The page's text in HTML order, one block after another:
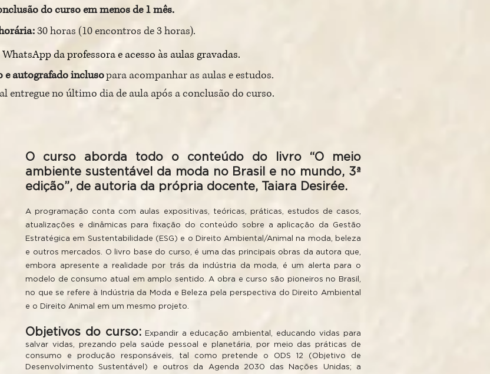
do curso em menos de 1 mês.
30 horas (10 encontros de 3 horas).
da professora e acesso às aulas gravadas.
e autografado inclusopara acompanhar as aulas e estudos.
entregue no último dia de aula após a conclusão do curso.
O curso aborda todo o conteúdo do livro “O meio
ambiente sustentável da moda no Brasil e no mundo, 3ª
edição”, de autoria da própria docente, Taiara Desirée.
A programação conta com aulas expositivas, teóricas, práticas, estudos de casos,
atualizações e dinâmicas para fixação do conteúdo sobre a aplicação da Gestão
Estratégica em Sustentabilidade (ESG) e o Direito Ambiental/Animal na moda, beleza
e outros mercados. O livro base do curso, é uma das principais obras da autora que,
embora apresente a realidade por trás da indústria da moda, é um alerta para o
modelo de consumo atual em amplo sentido. A obra e curso são pioneiros no Brasil,
no que se refere à Indústria da Moda e Beleza pela perspectiva do Direito Ambiental
e o Direito Animal em um mesmo projeto.
Objetivos do curso:
Expandir a educação ambiental, educando vidas para
salvar vidas, prezando pela saúde pessoal e planetária, por meio das práticas de
consumo e produção responsáveis, tal como pretende o ODS 12 (Objetivo de
Desenvolvimento Sustentável) e outros da Agenda 2030 das Nações Unidas; a